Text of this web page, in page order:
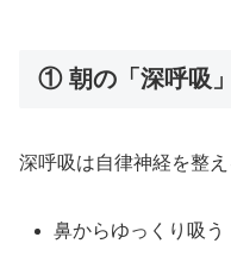
① 朝の「深呼吸
深呼吸は自律神経を整
鼻からゆっくり吸う